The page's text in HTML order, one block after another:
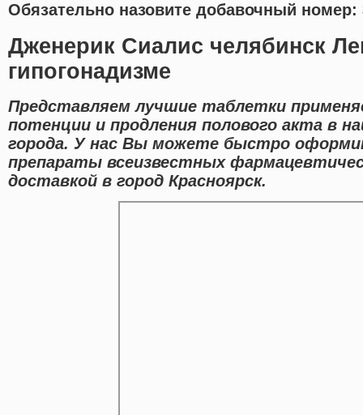
Обязательно назовите добавочный номер:
Дженерик Сиалис челябинск
гипогонадизме
Представляем лучшие таблетки
потенции и продления полового акта в
города. У нас Вы можете быстро
препараты всеизвестных
доставкой в город Красноярск.